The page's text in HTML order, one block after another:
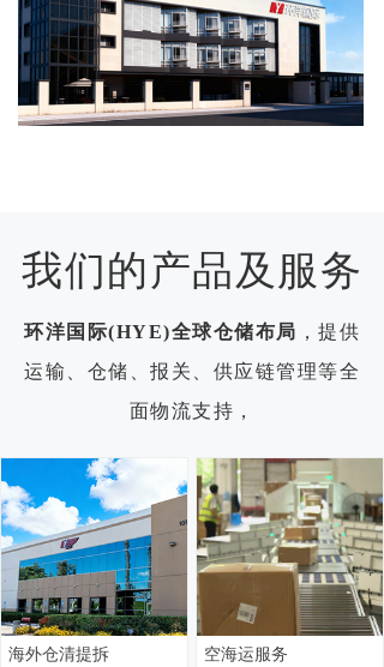
我们的产品及服务
环洋国际(HYE)全球仓储布局 ，提供
运输、仓储、报关、供应链管理等全
面物流支持，
保障高效可靠的物流运作。
海外仓清提拆 空海运服务